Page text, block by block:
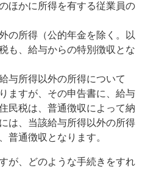
ほかに所得を有する従業員の
の所得（公的年金を除く。以
も、給与からの特別徴収とな
与所得以外の所得について
ますが、その申告書に、給与
民税は、普通徴収によって納
は、当該給与所得以外の所得
普通徴収となります。
が、どのような手続きをすれ